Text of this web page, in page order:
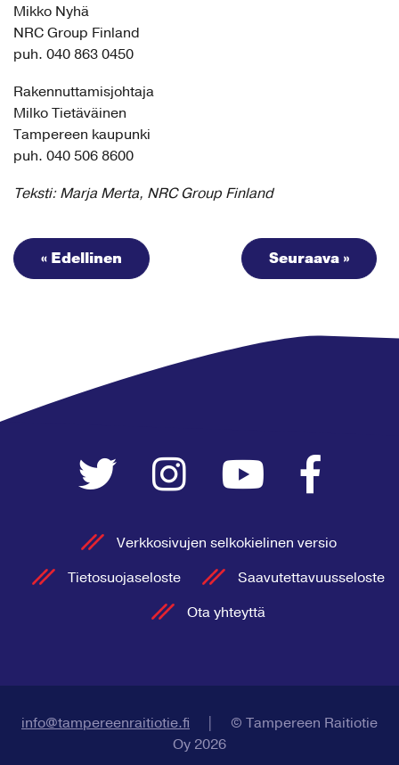
Mikko Nyhä
NRC Group Finland
puh. 040 863 0450
Rakennuttamisjohtaja
Milko Tietäväinen
Tampereen kaupunki
puh. 040 506 8600
Teksti: Marja Merta, NRC Group Finland
Seuraava »
« Edellinen
Verkkosivujen selkokielinen versio
Tietosuojaseloste
Saavutettavuusseloste
Ota yhteyttä
info@tampereenraitiotie.fi
© Tampereen Raitiotie
Oy 2026